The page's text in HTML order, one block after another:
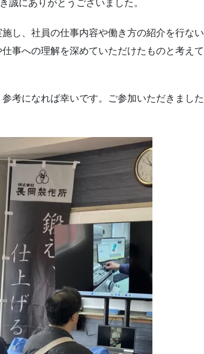
誠にありがとうございました。
し、社員の仕事内容や働き方の紹介を行ない
事への理解を深めていただけたものと考えて
考になれば幸いです。ご参加いただきました